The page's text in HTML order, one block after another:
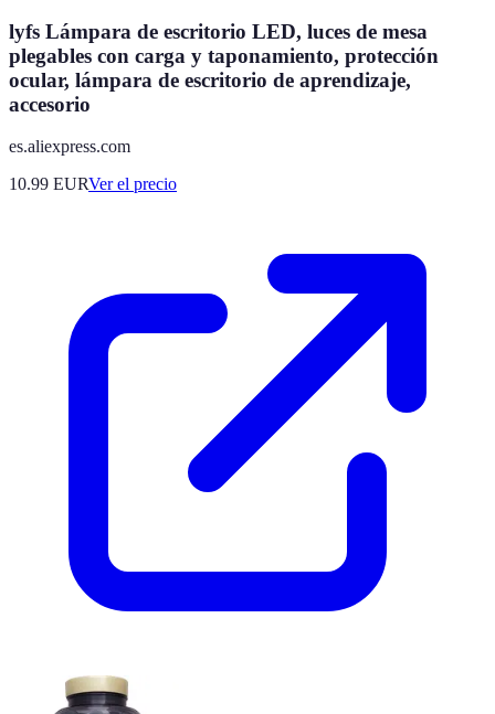
lyfs Lámpara de escritorio LED, luces de mesa
plegables con carga y taponamiento, protección
ocular, lámpara de escritorio de aprendizaje,
accesorio
es.aliexpress.com
10.99 EURVer el precio